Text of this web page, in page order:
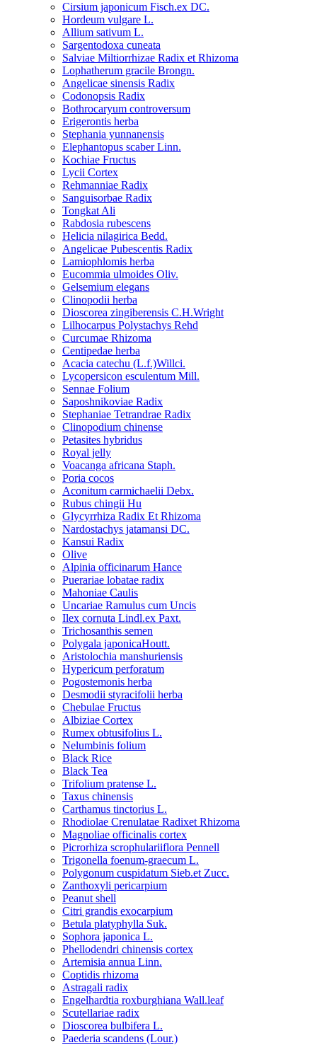
Cirsium japonicum Fisch.ex DC.
Hordeum vulgare L.
Allium sativum L.
Sargentodoxa cuneata
Salviae Miltiorrhizae Radix et Rhizoma
Lophatherum gracile Brongn.
Angelicae sinensis Radix
Codonopsis Radix
Bothrocaryum controversum
Erigerontis herba
Stephania yunnanensis
Elephantopus scaber Linn.
Kochiae Fructus
Lycii Cortex
Rehmanniae Radix
Sanguisorbae Radix
Tongkat Ali
Rabdosia rubescens
Helicia nilagirica Bedd.
Angelicae Pubescentis Radix
Lamiophlomis herba
Eucommia ulmoides Oliv.
Gelsemium elegans
Clinopodii herba
Dioscorea zingiberensis C.H.Wright
Lilhocarpus Polystachys Rehd
Curcumae Rhizoma
Centipedae herba
Acacia catechu (L.f.)Willci.
Lycopersicon esculentum Mill.
Sennae Folium
Saposhnikoviae Radix
Stephaniae Tetrandrae Radix
Clinopodium chinense
Petasites hybridus
Royal jelly
Voacanga africana Staph.
Poria cocos
Aconitum carmichaelii Debx.
Rubus chingii Hu
Glycyrrhiza Radix Et Rhizoma
Nardostachys jatamansi DC.
Kansui Radix
Olive
Alpinia officinarum Hance
Puerariae lobatae radix
Mahoniae Caulis
Uncariae Ramulus cum Uncis
Ilex cornuta Lindl.ex Paxt.
Trichosanthis semen
Polygala japonicaHoutt.
Aristolochia manshuriensis
Hypericum perforatum
Pogostemonis herba
Desmodii styracifolii herba
Chebulae Fructus
Albiziae Cortex
Rumex obtusifolius L.
Nelumbinis folium
Black Rice
Black Tea
Trifolium pratense L.
Taxus chinensis
Carthamus tinctorius L.
Rhodiolae Crenulatae Radixet Rhizoma
Magnoliae officinalis cortex
Picrorhiza scrophulariiflora Pennell
Trigonella foenum-graecum L.
Polygonum cuspidatum Sieb.et Zucc.
Zanthoxyli pericarpium
Peanut shell
Citri grandis exocarpium
Betula platyphylla Suk.
Sophora japonica L.
Phellodendri chinensis cortex
Artemisia annua Linn.
Coptidis rhizoma
Astragali radix
Engelhardtia roxburghiana Wall.leaf
Scutellariae radix
Dioscorea bulbifera L.
Paederia scandens (Lour.)